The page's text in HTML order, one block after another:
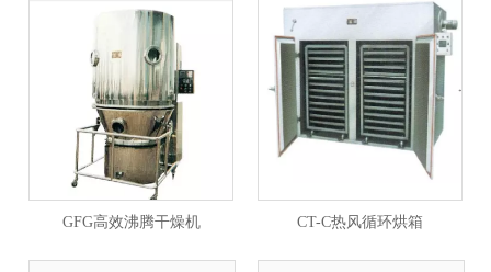
GFG高效沸腾干燥机 CT-C热风循环烘箱